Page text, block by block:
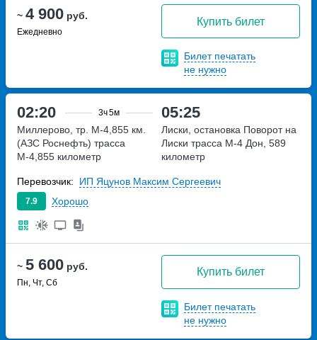
~ 4 900 руб.
Ежедневно
Купить билет
Билет печатать
не нужно
02:20 3ч5м 05:25
~ 5 600 руб.
Пн, Чт, Сб
Купить билет
Билет печатать
не нужно
Миллерово, тр. М-4,855 км.
(АЗС Роснефть) трасса
М-4,855 километр
Лиски, остановка Поворот на
Лиски трасса М-4 Дон, 589
километр
7.9 Хорошо
Перевозчик: ИП Яцунов Максим Сергеевич